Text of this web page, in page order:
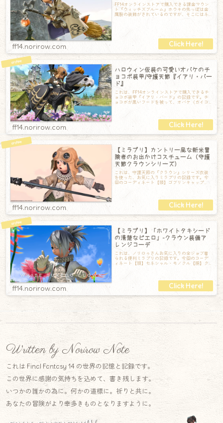
FF14オンラインストアで購入できる課金マウン
ト『ウィッチズブルーム』ホウキの先っぽは金
属製の装飾がされているのですが、そこにはネ
コちゃんがいます。また、これは元々「守
ff14.norirow.com
ハロウィン仮装の可愛いオバケのチ
ョコボ装甲/守護天節『イアリ・バー
ド』
これは、FF14オンラインストアで購入できるチ
ョコボ装甲『イアリ・バード』の記録です。チ
ョコボが黒いフードを被って、オバケ（ガイコ
ff14.norirow.com
【ミラプリ】カントリー風な新米冒
険者のお出かけコスチューム（守護
天節クラウンシリーズ）
これは、守護天節の『クラウン』シリーズ衣装
を使った、お気に入りミラプリの記録です。今
回のコーディネート【頭】ゴブリンキャップ
ff14.norirow.com
【ミラプリ】「ホワイトタキシード
の清楚なピエロ」-クラウン装備ア
レンジコーデ
これは、ノリロゥさんお気に入りの全ジョブ着
られる便利ミラプリの記録です。今回のコーデ
ィネート【頭】セネシャル・モノクル【胴】ク
ff14.norirow.com
Written by Norirow Note
これは Final Fantasy 14 の世界の記憶と記録です。
この世界に感謝の気持ちを込めて、書き残します。
いつかの誰かの為に。何かの道標に。祈りと共に。
あなたの冒険がより幸多きものとなりますように。